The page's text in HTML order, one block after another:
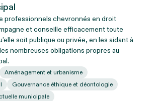
professionnels chevronnés en droit
et conseille efficacement toute
soit publique ou privée, en les aidant à
nombreuses obligations propres au
Aménagement et urbanisme
Gouvernance éthique et déontologie
municipale